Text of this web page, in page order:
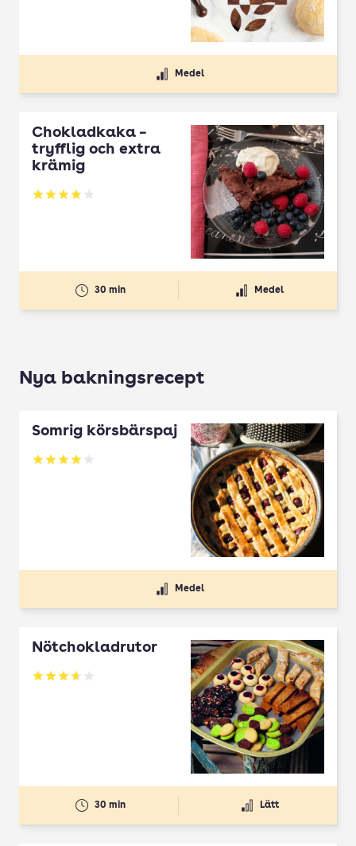
Medel
Chokladkaka –
tryfflig och extra
krämig
Betyg: 3.85 av 5
30 min Medel
Nya bakningsrecept
Somrig körsbärspaj
Betyg: 4 av 5
Medel
Nötchokladrutor
Betyg: 3.65 av 5
30 min Lätt